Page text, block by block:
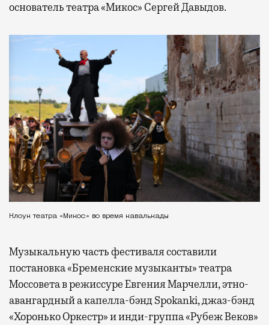
основатель театра «Микос» Сергей Давыдов.
Клоун театра «Микос» во время кавалькады
Музыкальную часть фестиваля составили
постановка «Бременские музыканты» театра
Моссовета в режиссуре Евгения Марчелли, этно-
авангардный а капелла-бэнд Spokanki, джаз-бэнд
«Хоронько Оркестр» и инди-группа «Рубеж Веков»